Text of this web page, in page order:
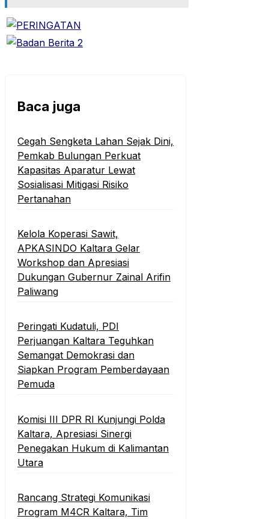
Baca juga
Cegah Sengketa Lahan Sejak Dini,
Pemkab Bulungan Perkuat
Kapasitas Aparatur Lewat
Sosialisasi Mitigasi Risiko
Pertanahan
Kelola Koperasi Sawit,
APKASINDO Kaltara Gelar
Workshop dan Apresiasi
Dukungan Gubernur Zainal Arifin
Paliwang
Peringati Kudatuli, PDI
Perjuangan Kaltara Teguhkan
Semangat Demokrasi dan
Siapkan Program Pemberdayaan
Pemuda
Komisi III DPR RI Kunjungi Polda
Kaltara, Apresiasi Sinergi
Penegakan Hukum di Kalimantan
Utara
Rancang Strategi Komunikasi
Program M4CR Kaltara, Tim